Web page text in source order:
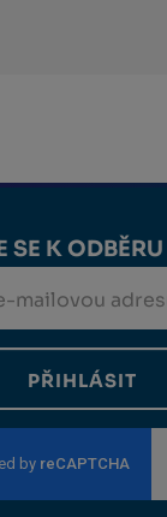
SE K
PŘIHLÁSIT